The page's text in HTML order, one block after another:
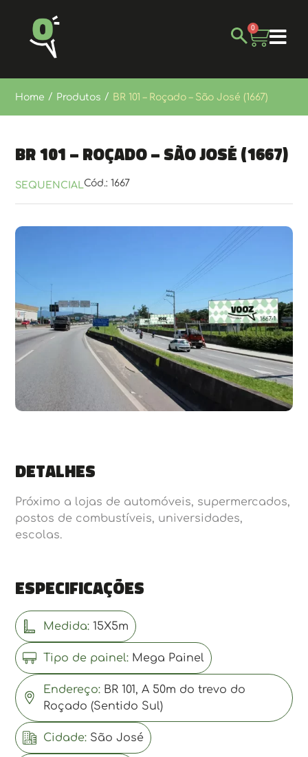
0
Home / Produtos / BR 101 – Roçado – São José (1667)
BR 101 – Roçado – São José (1667)
SEQUENCIALCód.: 1667
Detalhes
Próximo a lojas de automóveis, supermercados,
postos de combustíveis, universidades,
escolas.
Especificações
Medida: 15X5m
Tipo de painel: Mega Painel
Endereço: BR 101, A 50m do trevo do
Roçado (Sentido Sul)
Cidade: São José